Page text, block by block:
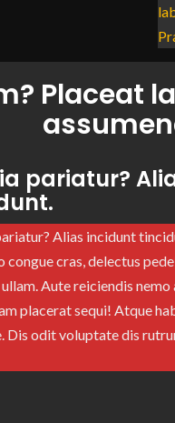
Placeat
pariatur?
Alias incidunt
congue cras, delectus
Aute reiciendis nemo
placerat sequi! Atque
Dis odit voluptate dis